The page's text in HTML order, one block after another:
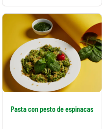
Pasta con pesto de espinacas